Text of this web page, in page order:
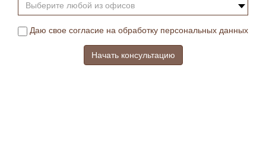
Выберите любой из офисов
Даю свое согласие на обработку персональных данных
Начать консультацию